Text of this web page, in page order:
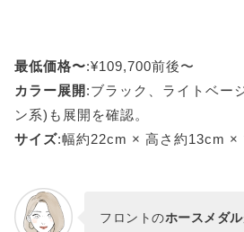
最低価格〜:¥109,700前後〜
カラー展開 :ブラック、ライトベー
ン系)も展開を確認。
サイズ:幅約22cm × 高さ約13cm ×
フロントのホースメダル